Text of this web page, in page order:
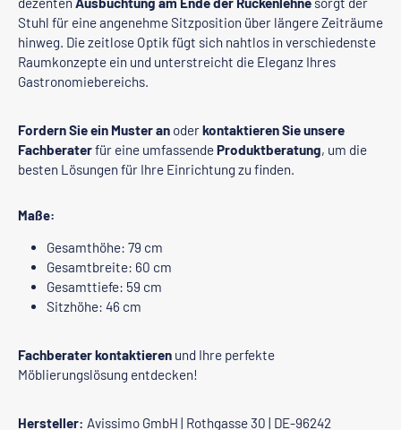
Stuhl für eine angenehme Sitzposition über längere Zeiträume
hinweg. Die zeitlose Optik fügt sich nahtlos in verschiedenste
Raumkonzepte ein und unterstreicht die Eleganz Ihres
Gastronomiebereichs.
Fordern Sie ein Muster an oderkontaktieren Sie unsere
Fachberaterfür eine umfassendeProduktberatung, um die
besten Lösungen für Ihre Einrichtung zu finden.
Maße:
Gesamthöhe: 79 cm
Gesamtbreite: 60 cm
Gesamttiefe: 59 cm
Sitzhöhe: 46 cm
Fachberater kontaktieren und Ihre perfekte
Möblierungslösung entdecken!
Hersteller: Avissimo GmbH | Rothgasse 30 | DE-96242